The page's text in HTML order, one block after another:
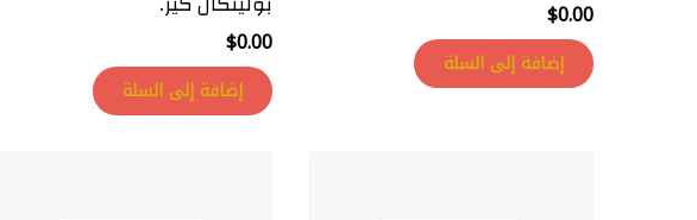
$0.00
إضافة إلى السلة
$0.00
إضافة إلى السلة